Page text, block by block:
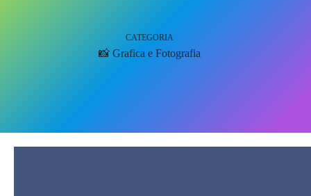
CATEGORIA
📸 Grafica e Fotografia